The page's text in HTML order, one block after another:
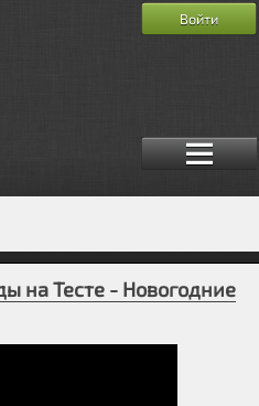
Войти
на Тесте - Новогодние